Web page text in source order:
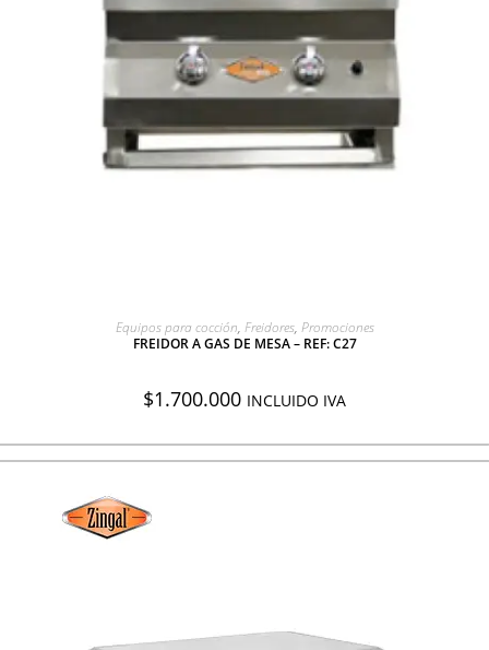
AGREGAR A COTIZACIÓN
Equipos para cocción, Freidores, Promociones
FREIDOR A GAS DE MESA – REF: C27
$1.700.000 INCLUIDO IVA